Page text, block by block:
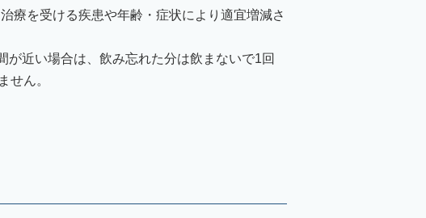
療を受ける疾患や年齢・症状により適宜増減さ
近い場合は、飲み忘れた分は飲まないで1回
せん。